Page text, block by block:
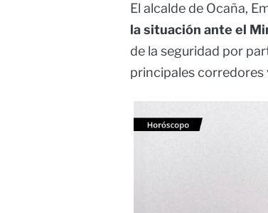
El alcalde de Ocaña,
la situación ante el
de la seguridad por
principales corredores